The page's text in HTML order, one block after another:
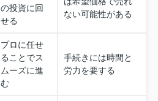
の投資に回
せる
ない可能性がある
プロに任せ
ることでス
ムーズに進
む
手続きには時間と
労力を要する